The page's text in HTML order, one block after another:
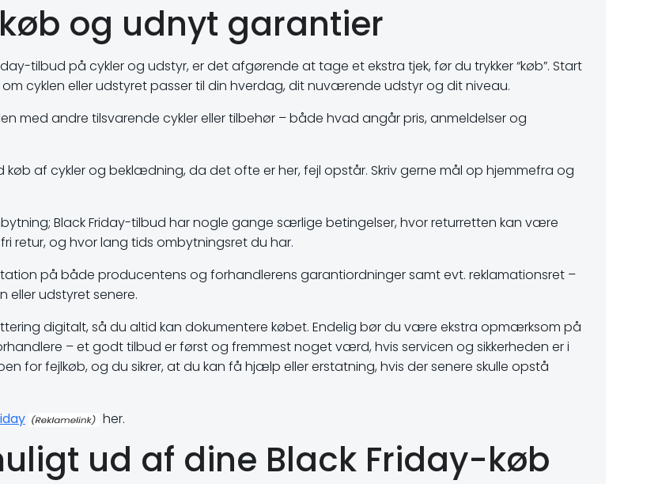
og udnyt garantier
tilbud på cykler og udstyr, er det afgørende at tage et ekstra tjek, før du trykker “køb”. Start
cyklen eller udstyret passer til din hverdag, dit nuværende udstyr og dit niveau.
med andre tilsvarende cykler eller tilbehør – både hvad angår pris, anmeldelser og
af cykler og beklædning, da det ofte er her, fejl opstår. Skriv gerne mål op hjemmefra og
Black Friday-tilbud har nogle gange særlige betingelser, hvor returretten kan være
retur, og hvor lang tids ombytningsret du har.
på både producentens og forhandlerens garantiordninger samt evt. reklamationsret –
eller udstyret senere.
digitalt, så du altid kan dokumentere købet. Endelig bør du være ekstra opmærksom på
– et godt tilbud er først og fremmest noget værd, hvis servicen og sikkerheden er i
for fejlkøb, og du sikrer, at du kan få hjælp eller erstatning, hvis der senere skulle opstå
her.
ud af dine Black Friday-køb